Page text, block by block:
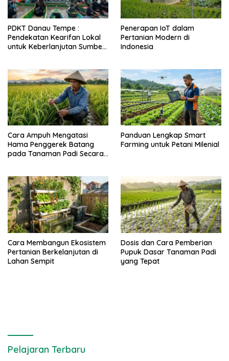
PDKT Danau Tempe :
Pendekatan Kearifan Lokal
untuk Keberlanjutan Sumber
Penerapan IoT dalam
Pertanian Modern di
Indonesia
Cara Ampuh Mengatasi
Hama Penggerek Batang
pada Tanaman Padi Secara
Panduan Lengkap Smart
Farming untuk Petani Milenial
Cara Membangun Ekosistem
Pertanian Berkelanjutan di
Lahan Sempit
Dosis dan Cara Pemberian
Pupuk Dasar Tanaman Padi
yang Tepat
Pelajaran Terbaru